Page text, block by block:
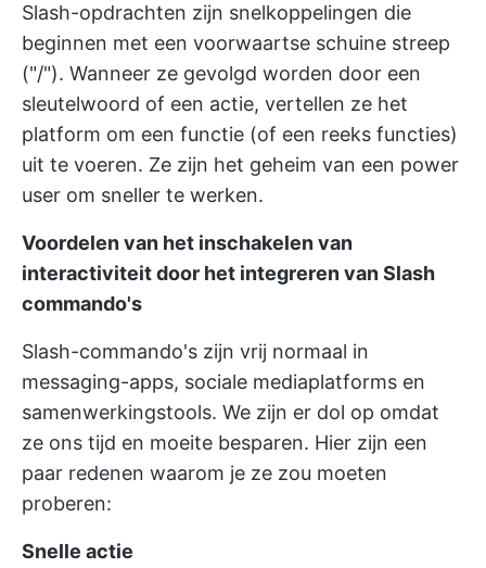
Slash-opdrachten zijn snelkoppelingen die
beginnen met een voorwaartse schuine streep
("/"). Wanneer ze gevolgd worden door een
sleutelwoord of een actie, vertellen ze het
platform om een functie (of een reeks functies)
uit te voeren. Ze zijn het geheim van een power
user om sneller te werken.
Voordelen van het inschakelen van
interactiviteit door het integreren van Slash
commando's
Slash-commando's zijn vrij normaal in
messaging-apps, sociale mediaplatforms en
samenwerkingstools. We zijn er dol op omdat
ze ons tijd en moeite besparen. Hier zijn een
paar redenen waarom je ze zou moeten
proberen:
Snelle actie